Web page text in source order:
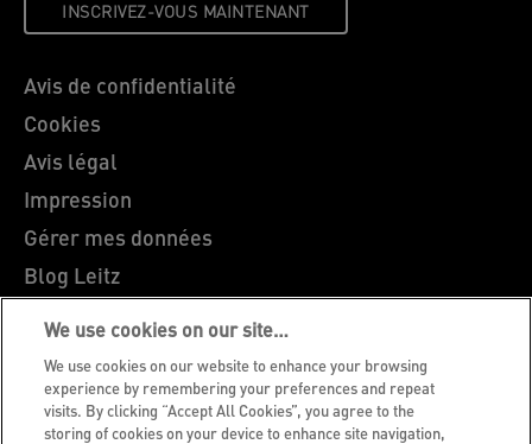
INSCRIVEZ-VOUS MAINTENANT
Avis de confidentialité
Cookies
Avis légal
Impression
Gérer mes données
Blog Leitz
Carrières
Leitz EasyPrint
Support client
Guide du recyclage des emballages
We use cookies on our site…
We use cookies on our website to enhance your browsing
experience by remembering your preferences and repeat
visits. By clicking “Accept All Cookies”, you agree to the
storing of cookies on your device to enhance site navigation,